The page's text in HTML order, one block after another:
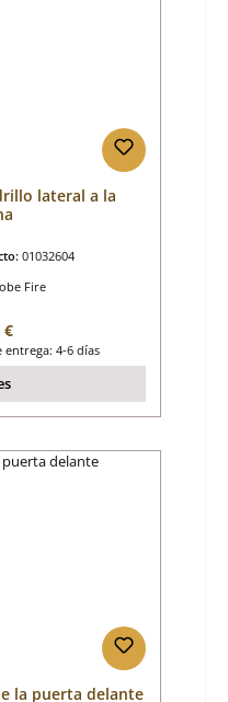
lateral a la
01032604
Fire
€
4-6 días
la puerta delante